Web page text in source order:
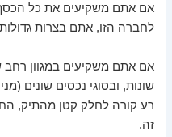
אם אתם משקיעים את כל
לחברה הזו, אתם בצרות
אם אתם משקיעים במגוון רחב
שונות, ובסוגי נכסים שונים
רע קורה לחלק קטן מהתיק,
זה.